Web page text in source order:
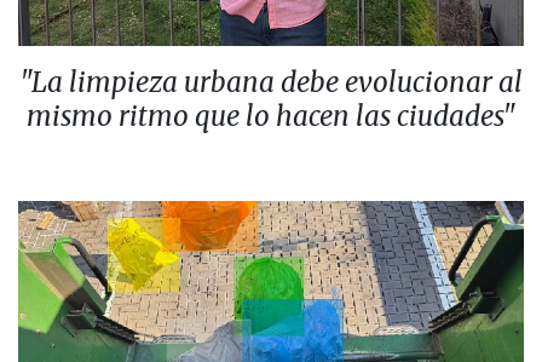
"La limpieza urbana debe evolucionar al
mismo ritmo que lo hacen las ciudades"